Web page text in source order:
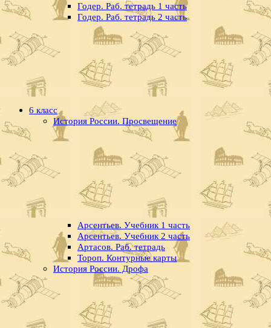
Годер. Раб. тетрадь 1 часть
Годер. Раб. тетрадь 2 часть
6 класс
История России. Просвещение
Арсентьев. Учебник 1 часть
Арсентьев. Учебник 2 часть
Артасов. Раб. тетрадь
Тороп. Контурные карты
История России. Дрофа